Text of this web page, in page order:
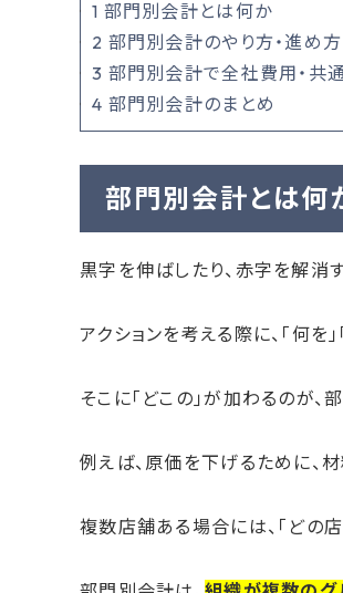
1 部門別会計とは何か
2 部門別会計のやり方・進め
3 部門別会計で全社費用・共
4 部門別会計のまとめ
部門別会計とは何
黒字を伸ばしたり、赤字を解消
アクションを考える際に、「何を
そこに「どこの」が加わるのが、
例えば、原価を下げるために、
複数店舗ある場合には、「どの